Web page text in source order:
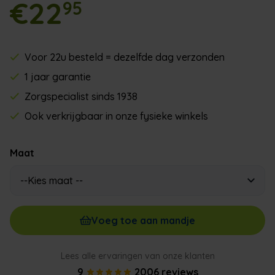
€2295
Voor 22u besteld = dezelfde dag verzonden
1 jaar garantie
Zorgspecialist sinds 1938
Ook verkrijgbaar in onze fysieke winkels
Maat
Voeg toe aan mandje
Lees alle ervaringen van onze klanten
9 2006 reviews